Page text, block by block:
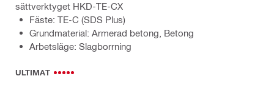
sättverktyget HKD-TE-CX
Fäste: TE-C (SDS Plus)
Grundmaterial: Armerad betong, Betong
Arbetsläge: Slagborrning
ULTIMAT